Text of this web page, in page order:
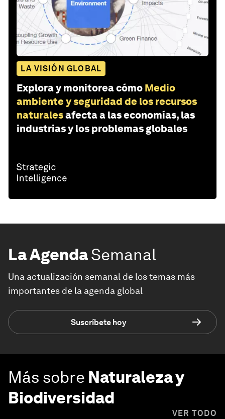
LA VISIÓN GLOBAL
Explora y monitorea cómo Medio
ambiente y seguridad de los recursos
naturalesafecta a las economías, las
industrias y los problemas globales
La AgendaSemanal
Una actualización semanal de los temas más
importantes de la agenda global
Suscríbete hoy
Más sobre Naturaleza y
Biodiversidad
VER TODO